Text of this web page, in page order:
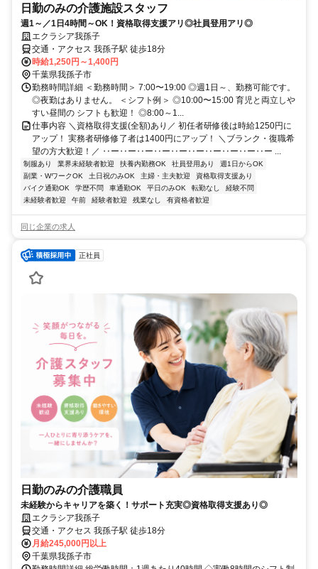
日勤のみの介護施設スタッフ
週1～／1日4時間～OK！資格取得支援アリ◎社員登用アリ◎
エクラシア我孫子
交通・アクセス 我孫子駅 徒歩18分
時給1,250円～1,400円
千葉県我孫子市
勤務時間詳細 ＜勤務時間＞ 7:00〜19:00 ◎週1日～、勤務可能です。
◎夜勤はありません。 ＜シフト例＞ ◎10:00〜15:00 育児と両立しや
すい昼間の シフトも歓迎！ ◎8:00～1...
仕事内容 ＼資格取得支援(全額)あり／ 初任者研修後は時給1250円に
アップ！ 実務者研修修了者は1400円にアップ！ ＼ブランク・復職希
望の方大歓迎！／ ‥ー‥ー‥ー‥ー‥ー‥ー‥ー‥ー‥ー‥ー ...
制服あり 業界未経験者歓迎 扶養内勤務OK 社員登用あり
週1日からOK
副業・WワークOK
土日祝のみOK 主婦・主夫歓迎
資格取得支援あり
バイク通勤OK
学歴不問 車通勤OK 平日のみOK 転勤なし
経験不問
未経験者歓迎
午前 経験者歓迎 残業なし 有資格者歓迎
同じ企業の求人
正社員
日勤のみの介護職員
未経験からキャリアを築く！サポート充実◎資格取得支援あり◎
エクラシア我孫子
交通・アクセス 我孫子駅 徒歩18分
月給245,000円以上
千葉県我孫子市